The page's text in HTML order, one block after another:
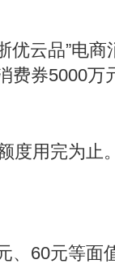
优云品”电
费券5000万
度用完为止
、60元等面